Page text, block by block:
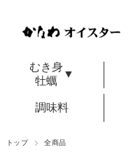
むき身
牡蠣
▼
調味料
トップ 全商品